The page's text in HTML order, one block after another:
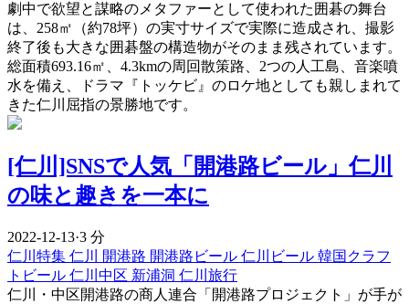
劇中で欲望と謀略のメタファーとして使われた囲碁の舞台
は、258㎡（約78坪）の実寸サイズで実際に造成され、撮影
終了後も大きな囲碁盤の構造物がそのまま残されています。
総面積693.16㎡、4.3kmの周回散策路、2つの人工島、音楽噴
水を備え、ドラマ『トッケビ』のロケ地としても親しまれて
きた仁川屈指の景勝地です。
[仁川]SNSで人気「開港路ビール」仁川
の味と趣きを一本に
2022-12-13·3 分
仁川特集 仁川 開港路 開港路ビール 仁川ビール 韓国クラフ
トビール 仁川中区 新浦洞 仁川旅行
仁川・中区開港路の商人連合「開港路プロジェクト」が手が